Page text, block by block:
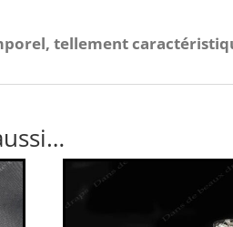
tellement